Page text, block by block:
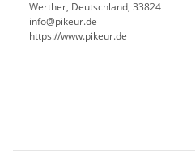
Werther, Deutschland, 33824
info@pikeur.de
https://www.pikeur.de